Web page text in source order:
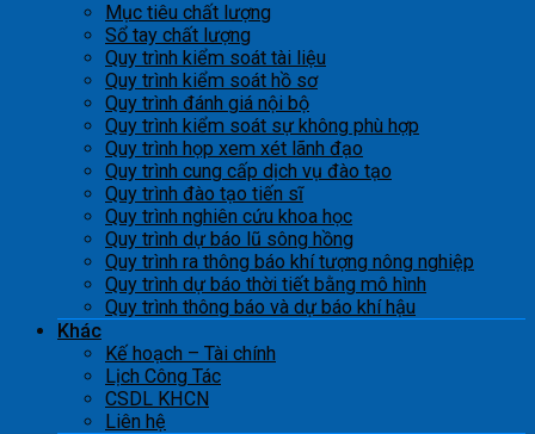
Mục tiêu chất lượng
Sổ tay chất lượng
Quy trình kiểm soát tài liệu
Quy trình kiểm soát hồ sơ
Quy trình đánh giá nội bộ
Quy trình kiểm soát sự không phù hợp
Quy trình họp xem xét lãnh đạo
Quy trình cung cấp dịch vụ đào tạo
Quy trình đào tạo tiến sĩ
Quy trình nghiên cứu khoa học
Quy trình dự báo lũ sông hồng
Quy trình ra thông báo khí tượng nông nghiệp
Quy trình dự báo thời tiết bằng mô hình
Quy trình thông báo và dự báo khí hậu
Khác
Kế hoạch – Tài chính
Lịch Công Tác
CSDL KHCN
Liên hệ